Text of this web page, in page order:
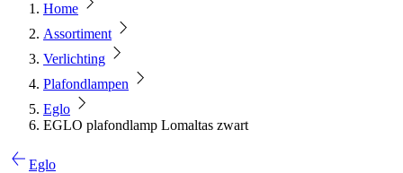
Home
Assortiment
Verlichting
Plafondlampen
Eglo
EGLO plafondlamp Lomaltas zwart
Eglo